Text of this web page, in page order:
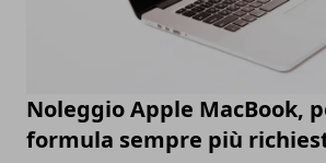
Noleggio Apple MacBook,
formula sempre più